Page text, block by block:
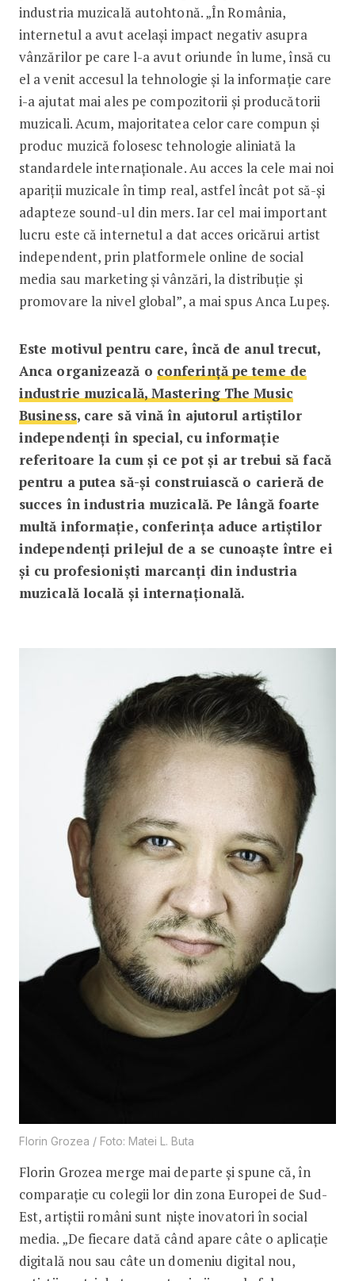
industria muzicală autohtonă. „În România,
internetul a avut același impact negativ asupra
vânzărilor pe care l-a avut oriunde în lume, însă cu
el a venit accesul la tehnologie și la informație care
i-a ajutat mai ales pe compozitorii și producătorii
muzicali. Acum, majoritatea celor care compun și
produc muzică folosesc tehnologie aliniată la
standardele internaționale. Au acces la cele mai noi
apariții muzicale în timp real, astfel încât pot să-și
adapteze sound-ul din mers. Iar cel mai important
lucru este că internetul a dat acces oricărui artist
independent, prin platformele online de social
media sau marke­ting și vânzări, la distribuție și
promovare la nivel global”, a mai spus Anca Lupeș.
Este motivul pentru care, încă de anul trecut,
Anca organizează o conferință pe teme de
industrie muzicală, Mastering The Music
Business, care să vină în ajutorul artiștilor
independenți în special, cu informație
referitoare la cum și ce pot și ar trebui să facă
pentru a putea să-și construiască o carieră de
succes în industria muzicală. Pe lângă foarte
multă informație, conferința aduce artiștilor
independenți prilejul de a se cunoaște între ei
și cu profesioniști marcanți din industria
muzicală locală și internațională.
Florin Grozea / Foto: Matei L. Buta
Florin Grozea merge mai departe și spune că, în
comparație cu colegii lor din zona Europei de Sud-
Est, artiștii români sunt niște inovatori în social
media. „De fiecare dată când apare câte o aplicație
digitală nou sau câte un domeniu digital nou,